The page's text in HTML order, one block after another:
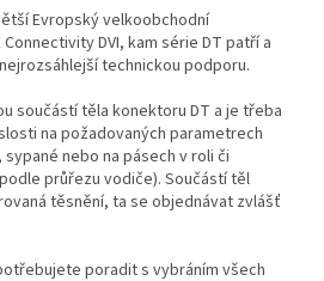
Evropský velkoobchodní
DVI, kam série DT patří a
technickou podporu.
součástí těla konektoru DT a je třeba
na požadovaných parametrech
nebo na pásech v roli či
průřezu vodiče). Součástí těl
těsnění, ta se objednávat zvlášť
poradit s vybráním všech